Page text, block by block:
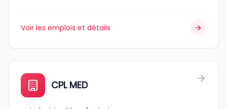
Voir les emplois et détails
CPL MED